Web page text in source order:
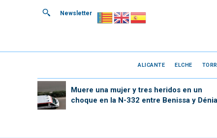
Newsletter
ALICANTE ELCHE
Muere una mujer y tres heridos en un
choque en la N-332 entre Benissa y Dénia